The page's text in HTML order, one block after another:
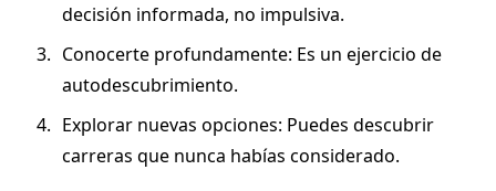
decisión informada, no impulsiva.
Conocerte profundamente: Es un ejercicio de
autodescubrimiento.
Explorar nuevas opciones: Puedes descubrir
carreras que nunca habías considerado.